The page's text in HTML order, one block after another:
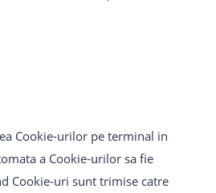
Cookie-urilor pe terminal in
a Cookie-urilor sa fie
Cookie-uri sunt trimise catre